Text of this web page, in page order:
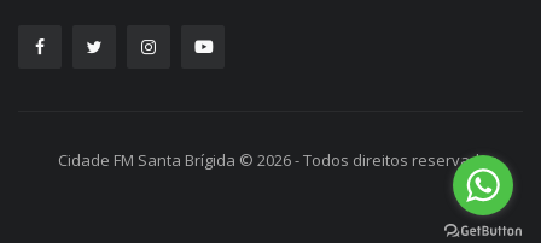
Cidade FM Santa Brígida © 2026 - Todos direitos reservados.